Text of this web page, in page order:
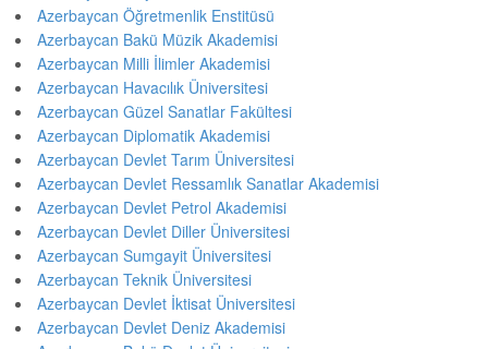
Azerbaycan Öğretmenlik Enstitüsü
Azerbaycan Bakü Müzik Akademisi
Azerbaycan Milli İlimler Akademisi
Azerbaycan Havacılık Üniversitesi
Azerbaycan Güzel Sanatlar Fakültesi
Azerbaycan Diplomatik Akademisi
Azerbaycan Devlet Tarım Üniversitesi
Azerbaycan Devlet Ressamlık Sanatlar Akademisi
Azerbaycan Devlet Petrol Akademisi
Azerbaycan Devlet Diller Üniversitesi
Azerbaycan Sumgayit Üniversitesi
Azerbaycan Teknik Üniversitesi
Azerbaycan Devlet İktisat Üniversitesi
Azerbaycan Devlet Deniz Akademisi